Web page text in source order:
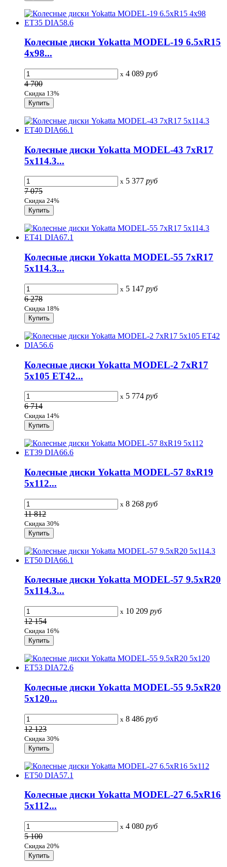
Колесные диски Yokatta MODEL-19 6.5xR15
4x98...
x 4 089 руб
4 700
Скидка 13%
Колесные диски Yokatta MODEL-43 7xR17
5x114.3...
x 5 377 руб
7 075
Скидка 24%
Колесные диски Yokatta MODEL-55 7xR17
5x114.3...
x 5 147 руб
6 278
Скидка 18%
Колесные диски Yokatta MODEL-2 7xR17
5x105 ET42...
x 5 774 руб
6 714
Скидка 14%
Колесные диски Yokatta MODEL-57 8xR19
5x112...
x 8 268 руб
11 812
Скидка 30%
Колесные диски Yokatta MODEL-57 9.5xR20
5x114.3...
x 10 209 руб
12 154
Скидка 16%
Колесные диски Yokatta MODEL-55 9.5xR20
5x120...
x 8 486 руб
12 123
Скидка 30%
Колесные диски Yokatta MODEL-27 6.5xR16
5x112...
x 4 080 руб
5 100
Скидка 20%